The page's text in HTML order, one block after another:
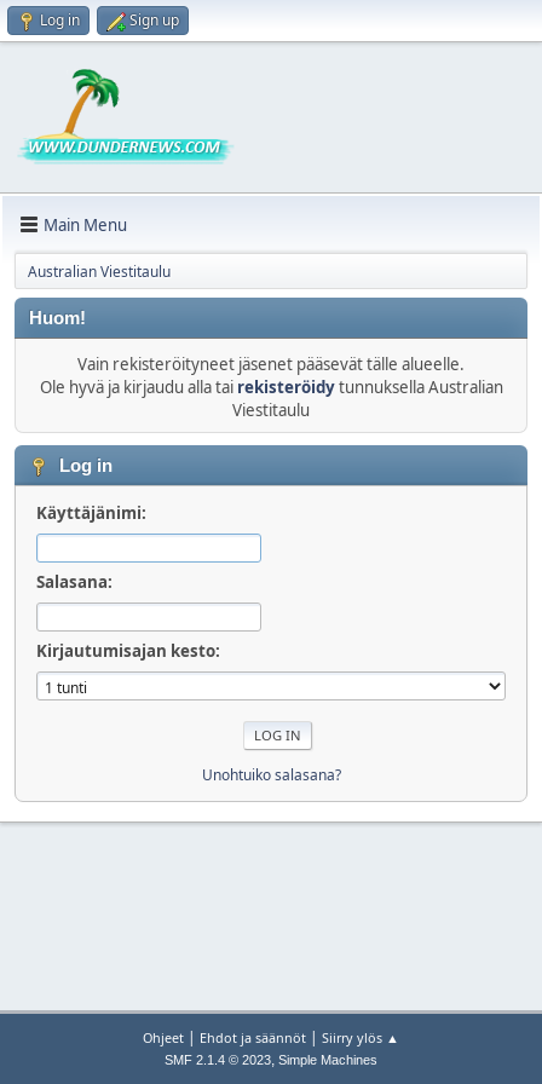
Log in Sign up
Main Menu
Australian Viestitaulu
Huom!
Vain rekisteröityneet jäsenet pääsevät tälle alueelle.
Ole hyvä ja kirjaudu alla tai rekisteröidytunnuksella Australian
Viestitaulu
Log in
Käyttäjänimi:
Salasana:
Kirjautumisajan kesto:
Unohtuiko salasana?
Ohjeet | Ehdot ja säännöt | Siirry ylös ▲
SMF 2.1.4 © 2023, Simple Machines